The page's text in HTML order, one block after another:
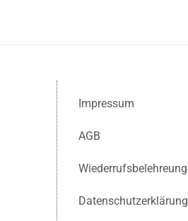
Impressum
AGB
Wiederrufsbelehreung
Datenschutzerklärung